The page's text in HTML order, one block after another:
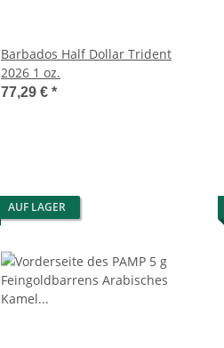
Barbados Half Dollar Trident
2026 1 oz.
77,29 € *
AUF LAGER